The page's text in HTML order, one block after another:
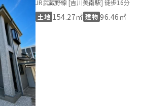
JR武蔵野線 [吉川美南駅] 徒歩16分
土地 154.27㎡ 建物 96.46㎡